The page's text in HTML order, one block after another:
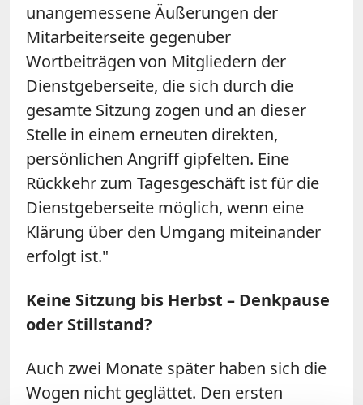
unangemessene Äußerungen der
Mitarbeiterseite gegenüber
Wortbeiträgen von Mitgliedern der
Dienstgeberseite, die sich durch die
gesamte Sitzung zogen und an dieser
Stelle in einem erneuten direkten,
persönlichen Angriff gipfelten. Eine
Rückkehr zum Tagesgeschäft ist für die
Dienstgeberseite möglich, wenn eine
Klärung über den Umgang miteinander
erfolgt ist."
Keine Sitzung bis Herbst – Denkpause
oder Stillstand?
Auch zwei Monate später haben sich die
Wogen nicht geglättet. Den ersten